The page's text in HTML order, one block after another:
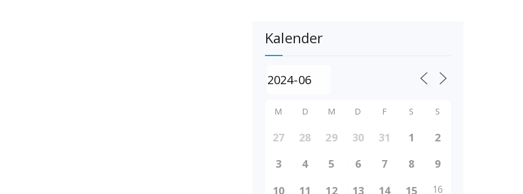
Kalender
M D M D F S S
27 28 29 30 31 1
2
3
4 5 6 7 8
9
10
11 12 13 14 15 16